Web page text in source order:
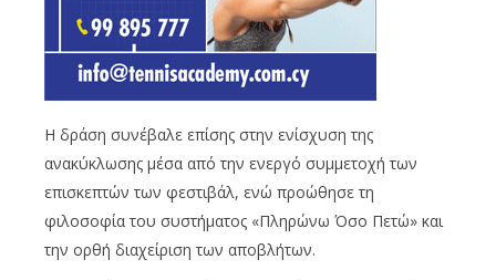
Η δράση συνέβαλε επίσης στην ενίσχυση της
ανακύκλωσης μέσα από την ενεργό συμμετοχή των
επισκεπτών των φεστιβάλ, ενώ προώθησε τη
φιλοσοφία του συστήματος «Πληρώνω Όσο Πετώ» και
την ορθή διαχείριση των αποβλήτων.